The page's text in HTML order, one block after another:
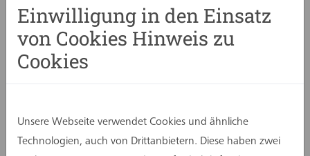
dass eine detaillierte inhaltliche Kontrolle
erforderlich ist. Dennoch besteht neben der
sekundären Kontrollverantwortung eine
Hinweispflicht, sollten Leistungsmängel erkannt
Stichproben: Überprüfen in Eigenverantwortung
Einwilligung in den Einsatz
von Cookies Hinweis zu
Cookies
Unsere Webseite verwendet Cookies und ähnliche
Technologien, auch von Drittanbietern. Diese haben zwei